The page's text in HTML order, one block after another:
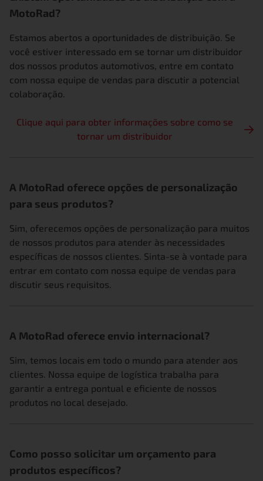
MotoRad?
Estamos abertos a oportunidades de distribuição. Se
você estiver interessado em se tornar um distribuidor
dos nossos produtos automotivos, entre em contato
com nossa equipe de vendas para discutir a potencial
colaboração.
Clique aqui para obter informações sobre como se
tornar um distribuidor
A MotoRad oferece opções de personalização
para seus produtos?
Sim, oferecemos opções de personalização para muitos
de nossos produtos para atender às necessidades
específicas de nossos clientes. Sinta-se à vontade para
entrar em contato com nossa equipe de vendas para
discutir seus requisitos.
A MotoRad oferece envio internacional?
Sim, temos locais em todo o mundo para atender aos
clientes. Nossa equipe de logística trabalha para
garantir a entrega pontual e eficiente de nossos
produtos no local desejado.
Como posso solicitar um orçamento para
produtos específicos?